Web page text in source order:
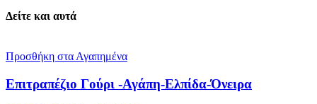
Δείτε και αυτά
Προσθήκη στα Αγαπημένα
Επιτραπέζιο Γούρι -Αγάπη-Ελπίδα-Όνειρα